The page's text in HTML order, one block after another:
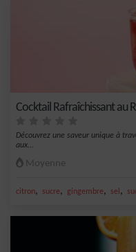
Cocktail Rafraîchissant au
Découvrez une saveur unique à
aux...
Moyenne
citron, sucre, gingembre, sel ,